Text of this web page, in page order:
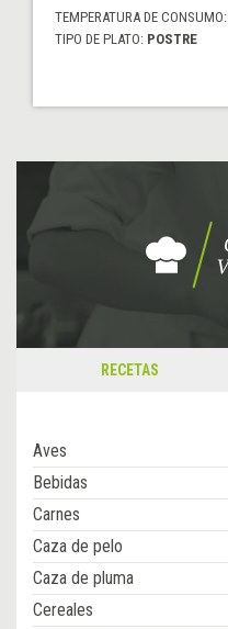
TEMPERATURA DE CONSUMO:
TIPO DE PLATO: POSTRE
RECETAS
Aves
Bebidas
Carnes
Caza de pelo
Caza de pluma
Cereales